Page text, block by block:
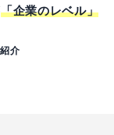
「企業のレベル」
介